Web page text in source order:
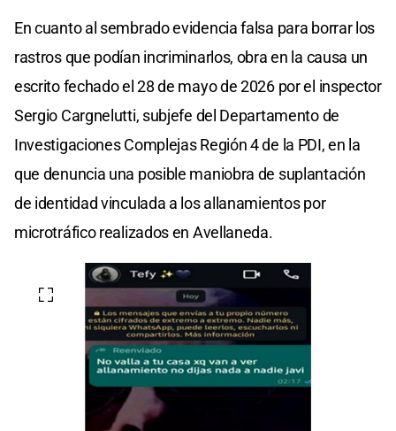
En cuanto al sembrado evidencia falsa para borrar los
rastros que podían incriminarlos, obra en la causa un
escrito fechado el 28 de mayo de 2026 por el inspector
Sergio Cargnelutti, subjefe del Departamento de
Investigaciones Complejas Región 4 de la PDI, en la
que denuncia una posible maniobra de suplantación
de identidad vinculada a los allanamientos por
microtráfico realizados en Avellaneda.